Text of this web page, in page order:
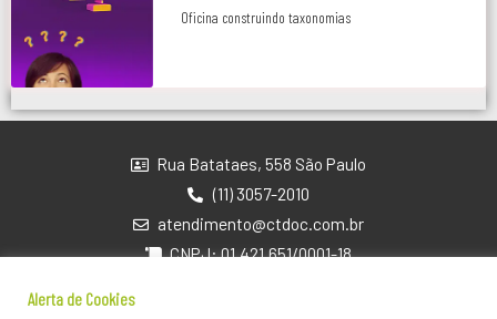
Oficina construindo taxonomias
Rua Batataes, 558 São Paulo
(11) 3057-2010
atendimento@ctdoc.com.br
CNPJ: 01.421.651/0001-18
Alerta de Cookies